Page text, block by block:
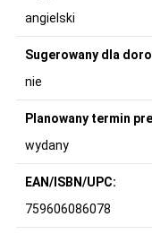
angielski
Sugerowany dla
nie
Planowany termin
wydany
EAN/ISBN/UPC:
759606086078